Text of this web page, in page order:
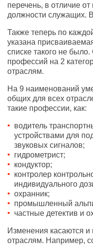
перечень, в отличие
должности служащих.
Также теперь по
указана
списке такого не
профессий на 2
отраслям.
На 9 наименований
общих для всех
такие профессии, как:
водитель
устройствами для
звуковых сигналов;
гидрометрист;
кондуктор;
контролер
индивидуального
охранник;
промышленный
частные детектив и
Изменения касаются
отраслям. Например,